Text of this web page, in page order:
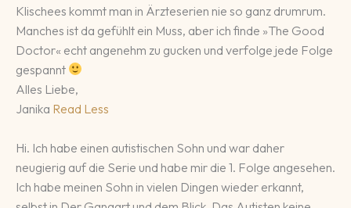
Klischees kommt man in Ärzteserien nie so ganz drumrum.
Manches ist da gefühlt ein Muss, aber ich finde »The Good
Doctor« echt angenehm zu gucken und verfolge jede Folge
gespannt
Alles Liebe,
Janika Read Less
Hi. Ich habe einen autistischen Sohn und war daher
neugierig auf die Serie und habe mir die 1. Folge angesehen.
Ich habe meinen Sohn in vielen Dingen wieder erkannt,